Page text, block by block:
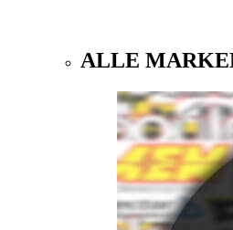
ALLE